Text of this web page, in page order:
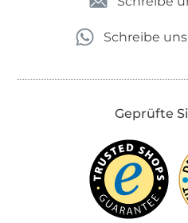
Schreibe
Geprüfte